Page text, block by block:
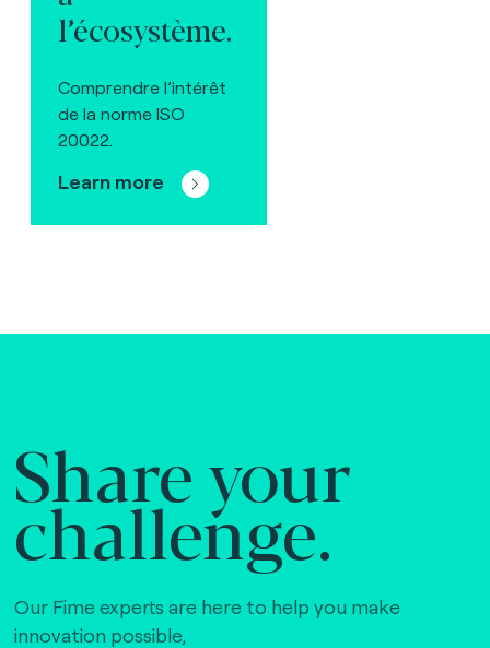
l’écosystème.
Comprendre l’intérêt
de la norme ISO
20022.
Learn more
Share your
challenge.
Our Fime experts are here to help you make
innovation possible,